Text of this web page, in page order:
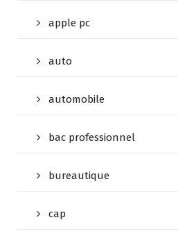
apple pc
auto
automobile
bac professionnel
bureautique
cap